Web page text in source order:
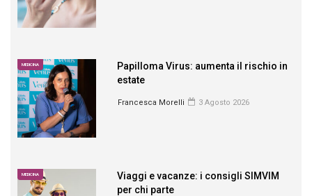
MEDICINA
Papilloma Virus: aumenta il rischio in
estate
Francesca Morelli 3 Agosto 2026
MEDICINA
Viaggi e vacanze: i consigli SIMVIM
per chi parte